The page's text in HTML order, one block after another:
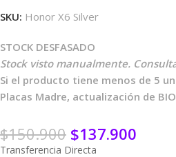
SKU: Honor X6 Silver
STOCK DESFASADO
Stock visto manualmente.
Si el producto tiene menos de 5
Placas Madre, actualización de
$150.900 $137.900
Transferencia Directa